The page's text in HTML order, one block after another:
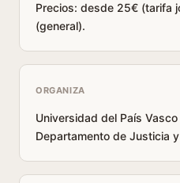
Precios: desde 25€ (tarifa
(general).
ORGANIZA
Universidad del País
Departamento de Justicia